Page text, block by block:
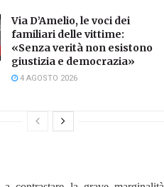
Via D’Amelio, le voci dei
familiari delle vittime:
«Senza verità non esistono
giustizia e democrazia»
4 AGOSTO 2026